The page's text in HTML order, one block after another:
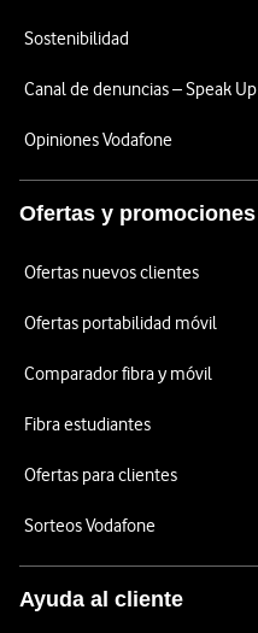
Sostenibilidad
Canal de denuncias – Speak Up
Opiniones Vodafone
Ofertas y promociones
Ofertas nuevos clientes
Ofertas portabilidad móvil
Comparador fibra y móvil
Fibra estudiantes
Ofertas para clientes
Sorteos Vodafone
Ayuda al cliente